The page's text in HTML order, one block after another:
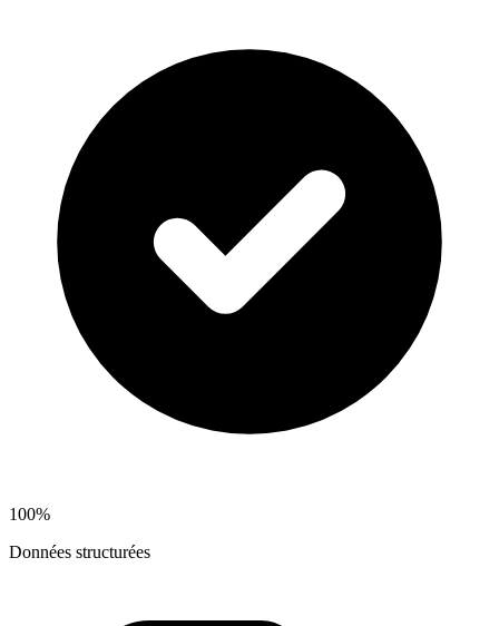
100%
Données structurées